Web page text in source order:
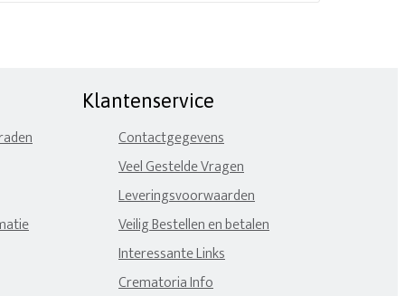
Klantenservice
Contactgegevens
Veel Gestelde Vragen
Leveringsvoorwaarden
Veilig Bestellen en betalen
Interessante Links
Crematoria Info